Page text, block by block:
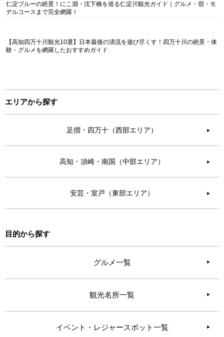
仁淀ブルーの絶景！にこ淵・沈下橋を巡る仁淀川観光ガイド｜グルメ・宿・モ
デルコースまで完全網羅！
【高知四万十川観光10選】日本最後の清流を遊び尽くす！四万十川の絶景・体
験・グルメを網羅したおすすめガイド
エリアから探す
足摺・四万十（西部エリア） ▶︎
高知・須崎・南国（中部エリア） ▶︎
安芸・室戸（東部エリア） ▶︎
目的から探す
グルメ一覧
観光名所一覧
イベント・レジャースポット一覧